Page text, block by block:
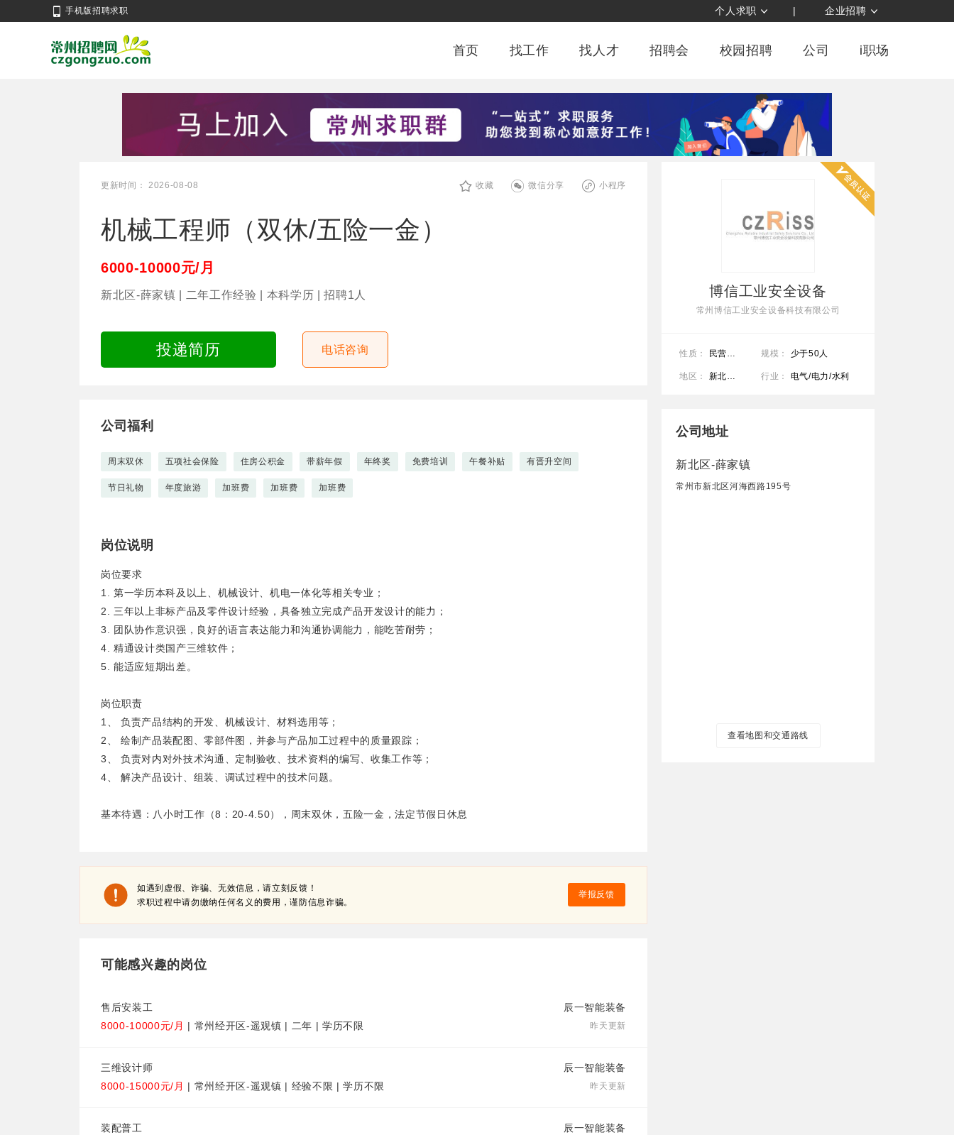
手机版招聘求职 个人求职 | 企业招聘
首页 找工作 找人才 招聘会 校园招聘 公司 i职场
更新时间： 2026-08-08 收藏 微信分享 小程序
机械工程师（双休/五险一金）
6000-10000元/月
新北区-薛家镇 | 二年工作经验 | 本科学历 | 招聘1人
投递简历 电话咨询
公司福利
周末双休 五项社会保险 住房公积金 带薪年假 年终奖 免费培训 午餐补贴 有晋升空间
节日礼物 年度旅游 加班费 加班费 加班费
岗位说明
岗位要求
1. 第一学历本科及以上、机械设计、机电一体化等相关专业；
2. 三年以上非标产品及零件设计经验，具备独立完成产品开发设计的能力；
3. 团队协作意识强，良好的语言表达能力和沟通协调能力，能吃苦耐劳；
4. 精通设计类国产三维软件；
5. 能适应短期出差。
岗位职责
1、 负责产品结构的开发、机械设计、材料选用等；
2、 绘制产品装配图、零部件图，并参与产品加工过程中的质量跟踪；
3、 负责对内对外技术沟通、定制验收、技术资料的编写、收集工作等；
4、 解决产品设计、组装、调试过程中的技术问题。
基本待遇：八小时工作（8：20-4.50），周末双休，五险一金，法定节假日休息
举报反馈
如遇到虚假、诈骗、无效信息，请立刻反馈！
求职过程中请勿缴纳任何名义的费用，谨防信息诈骗。
可能感兴趣的岗位
辰一智能装备
售后安装工
昨天更新
8000-10000元/月 | 常州经开区-遥观镇 | 二年 | 学历不限
辰一智能装备
三维设计师
昨天更新
8000-15000元/月 | 常州经开区-遥观镇 | 经验不限 | 学历不限
辰一智能装备
装配普工
博信工业安全设备
常州博信工业安全设备科技有限公司
性质： 民营公司 规模： 少于50人
地区： 新北区-薛家镇 行业： 电气/电力/水利
公司地址
新北区-薛家镇
常州市新北区河海西路195号
查看地图和交通路线